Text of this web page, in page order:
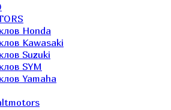
Honda
Kawasaki
Suzuki
SYM
Yamaha